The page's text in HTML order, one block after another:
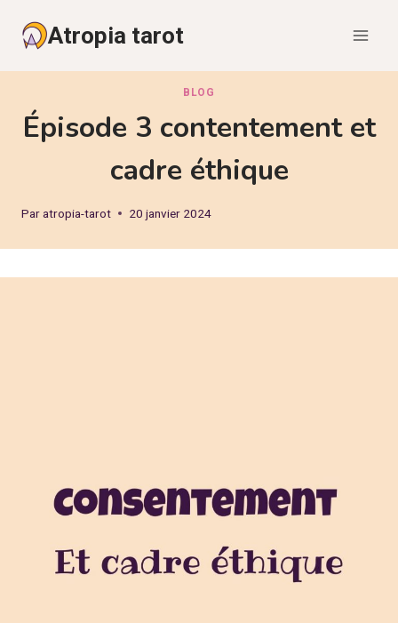
Atropia tarot
BLOG
Épisode 3 contentement et
cadre éthique
Paratropia-tarot 20 janvier 2024